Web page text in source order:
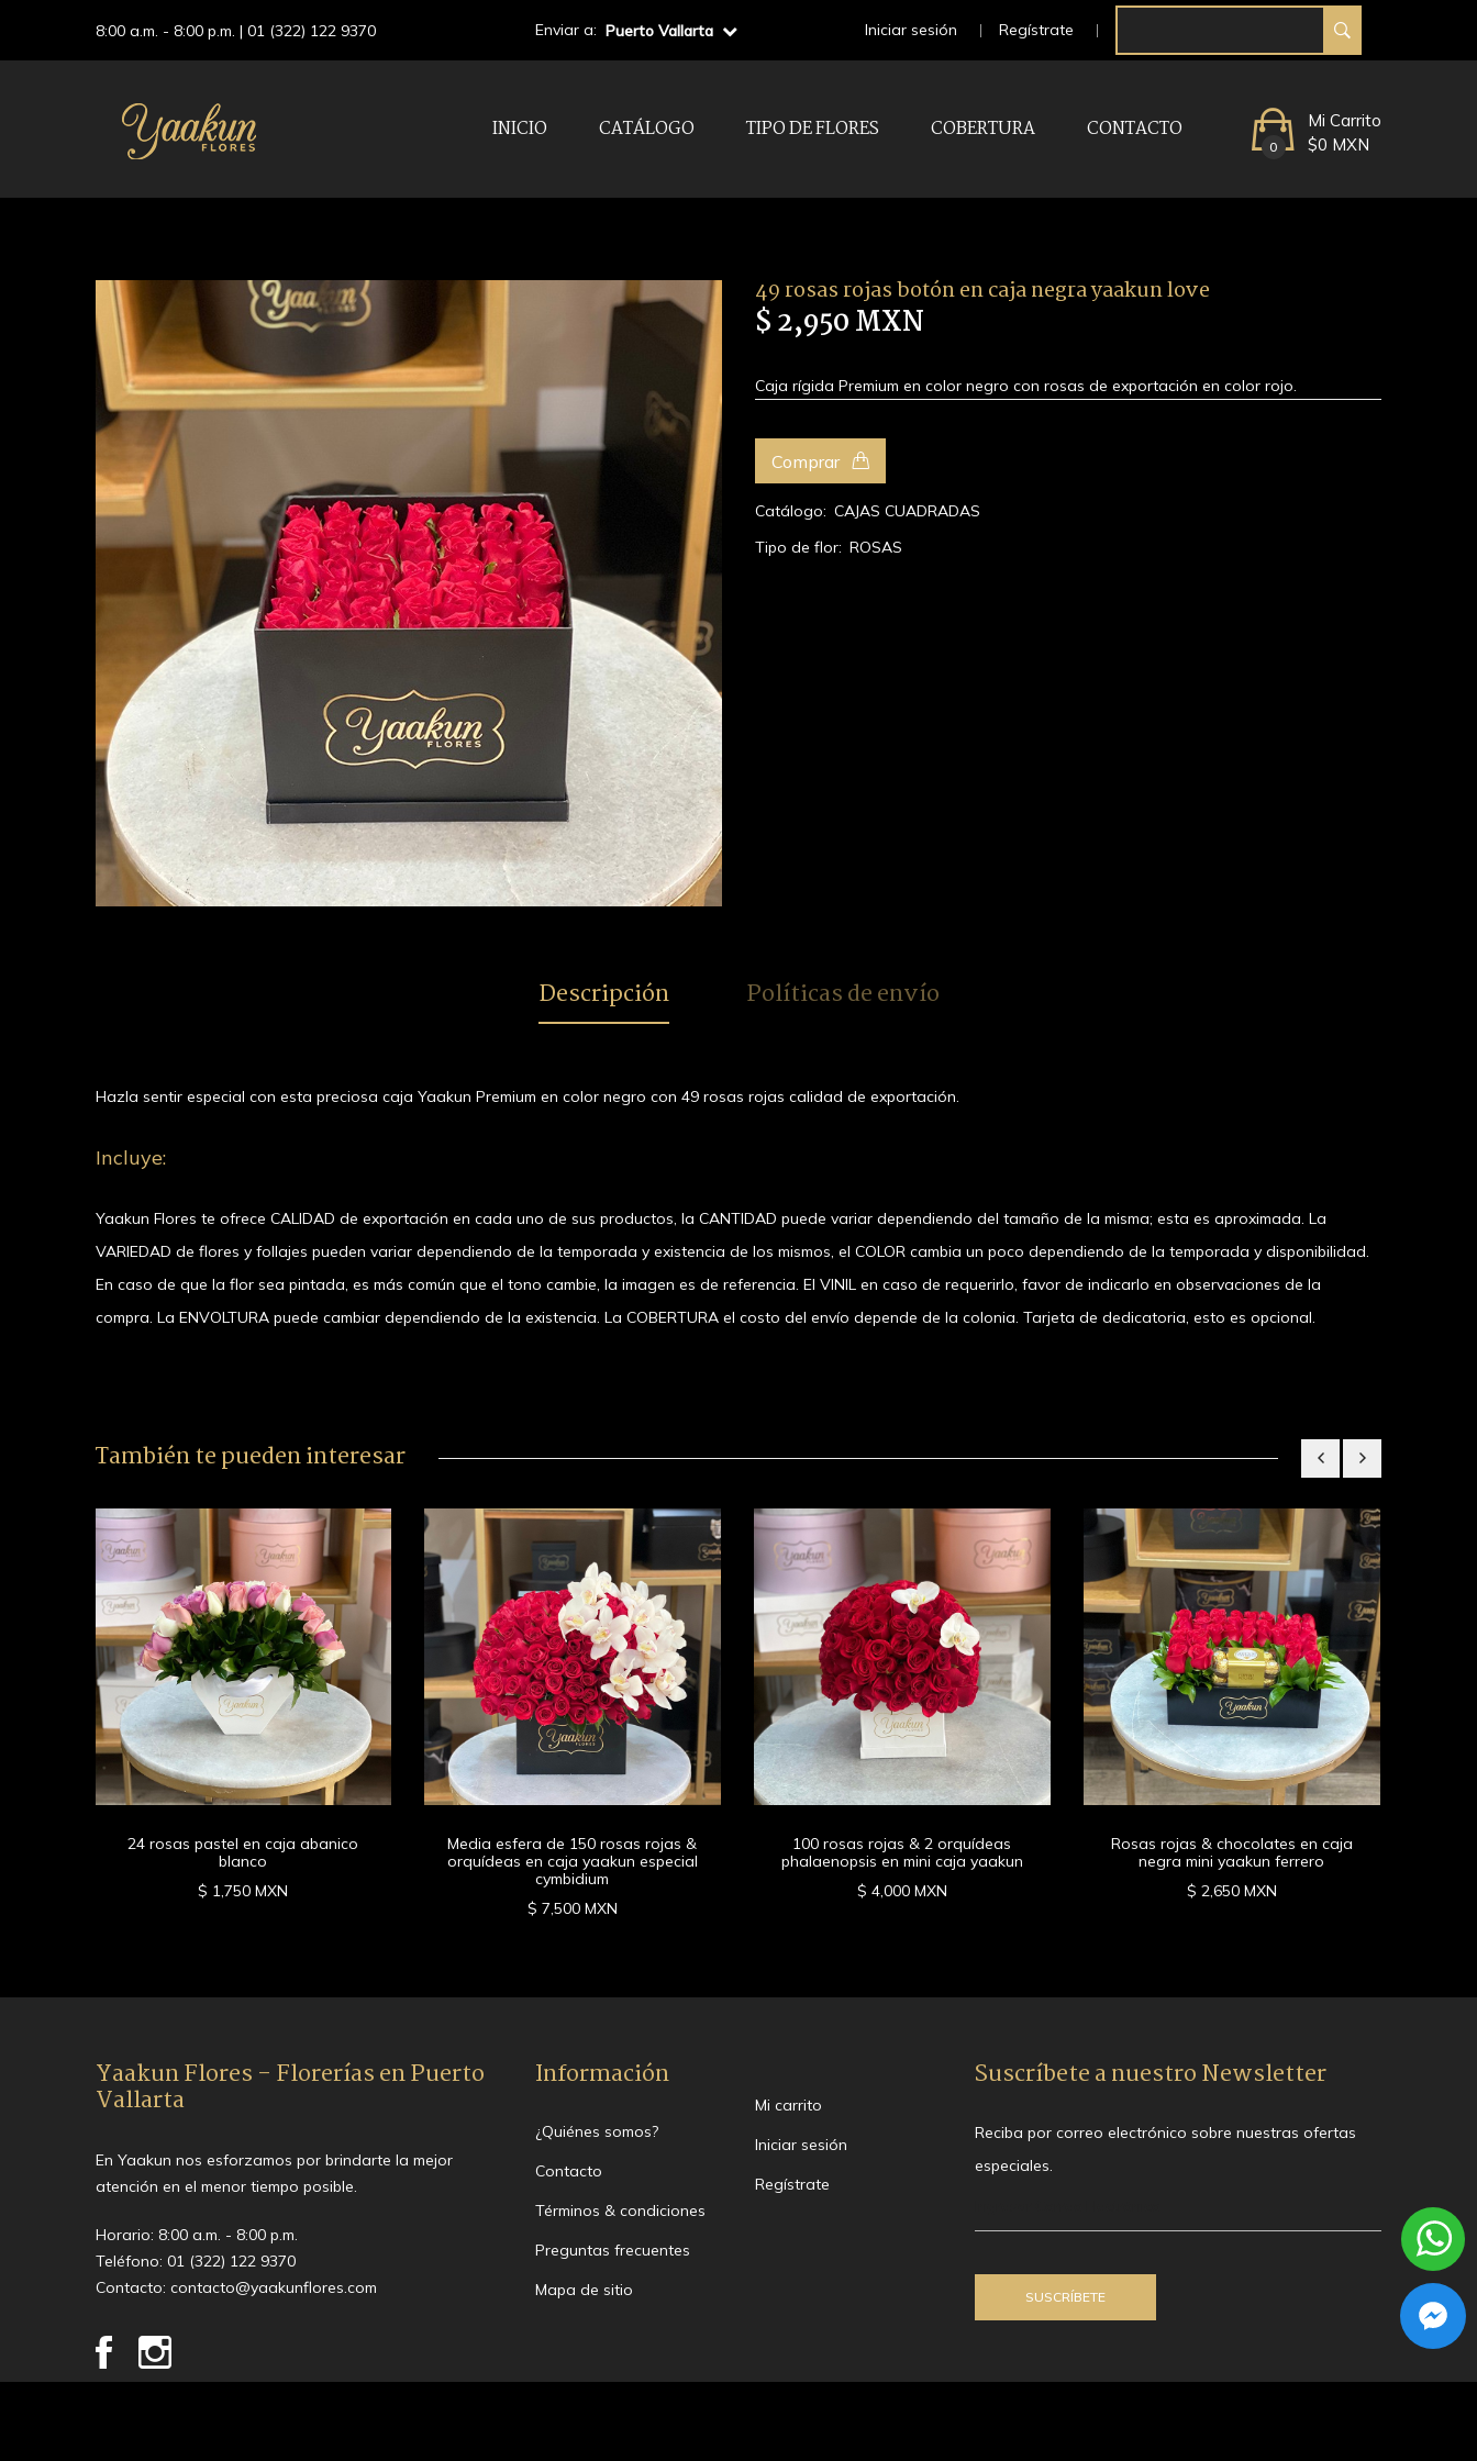
8:00 a.m. - 8:00 p.m. | 01 (322) 122 9370 Enviar a: Puerto Vallarta Iniciar sesión Regístrate
INICIO CATÁLOGO TIPO DE FLORES COBERTURA CONTACTO
0
Mi Carrito
$0 MXN
49 rosas rojas botón en caja negra yaakun love
$ 2,950 MXN
Caja rígida Premium en color negro con rosas de exportación en color rojo.
Comprar
Catálogo: CAJAS CUADRADAS
Tipo de flor: ROSAS
Descripción Políticas de envío
Hazla sentir especial con esta preciosa caja Yaakun Premium en color negro con 49 rosas rojas calidad de exportación.
Incluye:
Yaakun Flores te ofrece CALIDAD de exportación en cada uno de sus productos, la CANTIDAD puede variar dependiendo del tamaño de la misma; esta es aproximada. La
VARIEDAD de flores y follajes pueden variar dependiendo de la temporada y existencia de los mismos, el COLOR cambia un poco dependiendo de la temporada y disponibilidad.
En caso de que la flor sea pintada, es más común que el tono cambie, la imagen es de referencia. El VINIL en caso de requerirlo, favor de indicarlo en observaciones de la
compra. La ENVOLTURA puede cambiar dependiendo de la existencia. La COBERTURA el costo del envío depende de la colonia. Tarjeta de dedicatoria, esto es opcional.
También te pueden interesar
24 rosas pastel en caja abanico
blanco
$ 1,750 MXN
Media esfera de 150 rosas rojas &
orquídeas en caja yaakun especial
cymbidium
$ 7,500 MXN
100 rosas rojas & 2 orquídeas
phalaenopsis en mini caja yaakun
$ 4,000 MXN
Rosas rojas & chocolates en caja
negra mini yaakun ferrero
$ 2,650 MXN
Yaakun Flores - Florerías en Puerto
Vallarta
En Yaakun nos esforzamos por brindarte la mejor
atención en el menor tiempo posible.
Horario: 8:00 a.m. - 8:00 p.m.
Teléfono: 01 (322) 122 9370
Contacto: contacto@yaakunflores.com
Información
¿Quiénes somos?
Contacto
Términos & condiciones
Preguntas frecuentes
Mapa de sitio
Mi carrito
Iniciar sesión
Regístrate
Suscríbete a nuestro Newsletter
Reciba por correo electrónico sobre nuestras ofertas
especiales.